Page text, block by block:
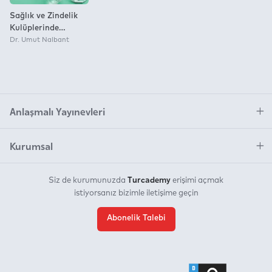
Sağlık ve Zindelik
Kulüplerinde
Müşteri Sadakati ve
Dr. Umut Nalbant
Anlaşmalı Yayınevleri
Kurumsal
Siz de kurumunuzda Turcademy erişimi açmak
istiyorsanız bizimle iletişime geçin
Abonelik Talebi